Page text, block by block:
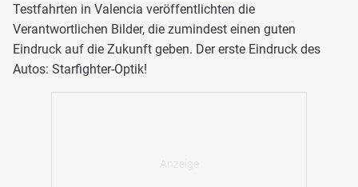
Testfahrten in Valencia veröffentlichten die
Verantwortlichen Bilder, die zumindest einen guten
Eindruck auf die Zukunft geben. Der erste Eindruck des
Autos: Starfighter-Optik!